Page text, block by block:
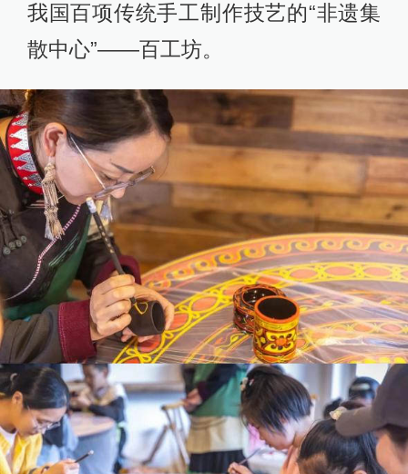
我国百项传统手工制作技艺的“非遗集
散中心”——百工坊。